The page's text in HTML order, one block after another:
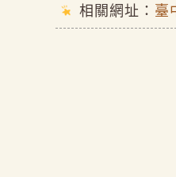
相關網址： 臺